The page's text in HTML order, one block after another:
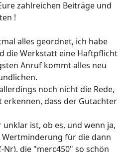
zahlreichen Beiträge und
!
alles geordnet, ich habe
die Werkstatt eine Haftpflicht
Anruf kommt alles neu
noch nicht die Rede,
erkennen, dass der Gutachter
ist, ob es, und wenn ja,
Wertminderung für die dann
Nr), die "merc450" so schön